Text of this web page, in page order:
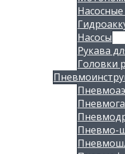
Насосы
Рукава
Головки
Пневмо-